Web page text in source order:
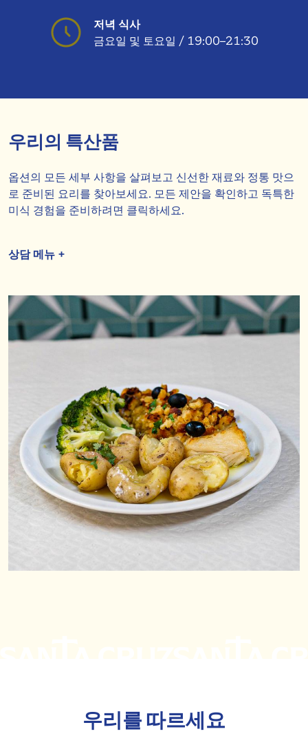
저녁 식사
금요일 및 토요일 / 19:00–21:30
우리의 특산품
옵션의 모든 세부 사항을 살펴보고 신선한 재료와 정통 맛으
로 준비된 요리를 찾아보세요. 모든 제안을 확인하고 독특한
미식 경험을 준비하려면 클릭하세요.
상담 메뉴 +
우리를 따르세요